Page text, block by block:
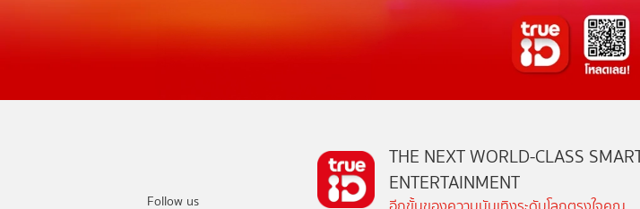
Follow us
THE NEXT WORLD-CLASS
ENTERTAINMENT